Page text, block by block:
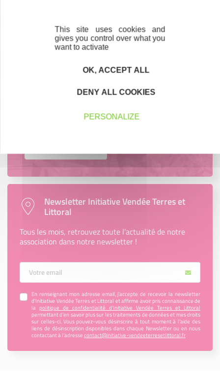
En savoir plus
Nous les avons accompagnés dans leur
Newsletter Initiative Vendée Terres et
Littoral
Tous les mois, retrouvez toute l’actualité de notre
association dans notre newsletter !
Votre Email
En renseignant mon adresse email, j’accepte de recevoir la newsletter
d'Initiative Vendée Terres et Littoral et affirme avoir pris connaissance de
la politique de confidentialité d’Initiative Vendée Terres et Littoral
permettant d’en savoir plus sur les traitements de données et mes droits
sur celles-ci. Vous pouvez-vous désinscrire à tout moment à l’aide des
liens de désinscription disponibles dans chaque Newsletter ou en nous
contactant à l’adressecontact@initiative-vendeeterresetlittoral.fr
This site uses cookies and
gives you control over what you
want to activate
OK, ACCEPT ALL
DENY ALL COOKIES
PERSONALIZE